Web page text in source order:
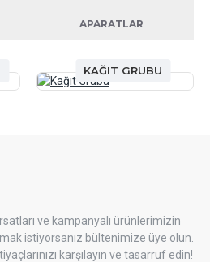
APARATLAR
KAĞIT GRUBU
ve kampanyalı ürünlerimizin
istiyorsanız bültenimize üye olun.
karşılayın ve tasarruf edin!